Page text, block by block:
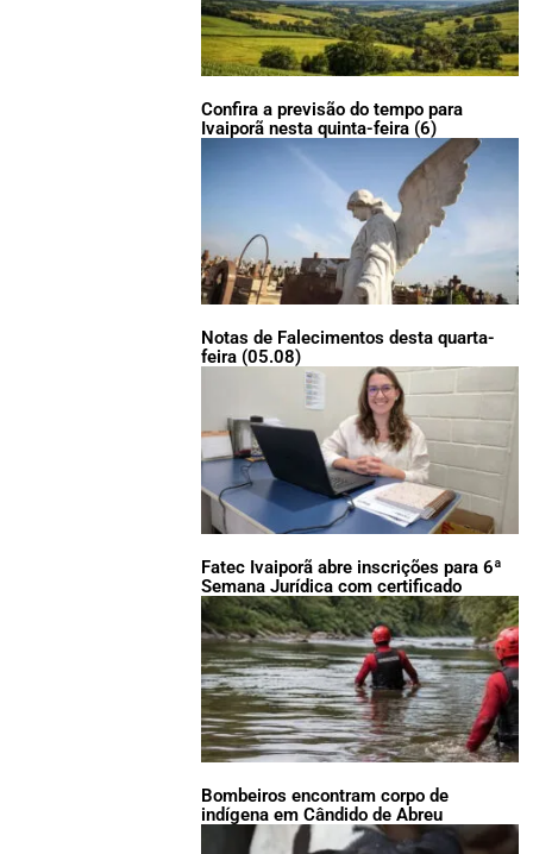
Confira a previsão do tempo para
Ivaiporã nesta quinta-feira (6)
Notas de Falecimentos desta quarta-
feira (05.08)
Fatec Ivaiporã abre inscrições para 6ª
Semana Jurídica com certificado
Bombeiros encontram corpo de
indígena em Cândido de Abreu